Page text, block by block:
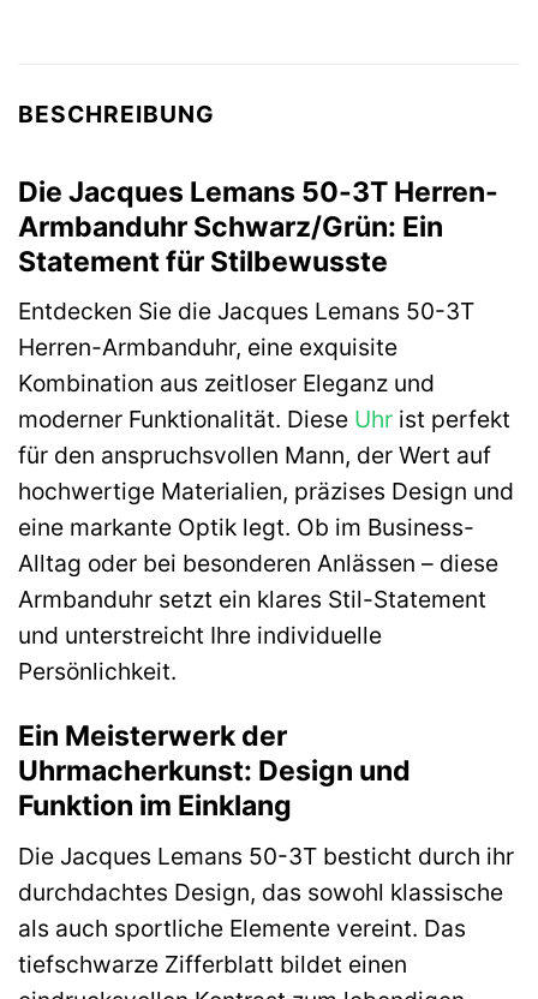
BESCHREIBUNG
Die Jacques Lemans 50-3T Herren-
Armbanduhr Schwarz/Grün: Ein
Statement für Stilbewusste
Entdecken Sie die Jacques Lemans 50-3T
Herren-Armbanduhr, eine exquisite
Kombination aus zeitloser Eleganz und
moderner Funktionalität. Diese Uhr ist perfekt
für den anspruchsvollen Mann, der Wert auf
hochwertige Materialien, präzises Design und
eine markante Optik legt. Ob im Business-
Alltag oder bei besonderen Anlässen – diese
Armbanduhr setzt ein klares Stil-Statement
und unterstreicht Ihre individuelle
Persönlichkeit.
Ein Meisterwerk der
Uhrmacherkunst: Design und
Funktion im Einklang
Die Jacques Lemans 50-3T besticht durch ihr
durchdachtes Design, das sowohl klassische
als auch sportliche Elemente vereint. Das
tiefschwarze Zifferblatt bildet einen